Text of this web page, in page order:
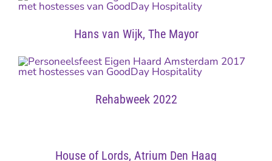
Hans van Wijk, The Mayor
Rehabweek 2022
House of Lords, Atrium Den Haag